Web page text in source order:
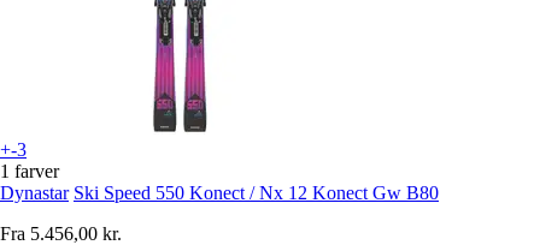
+-3
1 farver
Dynastar Ski Speed 550 Konect / Nx 12 Konect Gw B80
Fra 5.456,00 kr.